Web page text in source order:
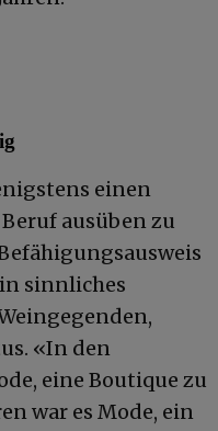
einen
ausüben zu
sinnliches
«In den
eine Boutique zu
war es Mode, ein